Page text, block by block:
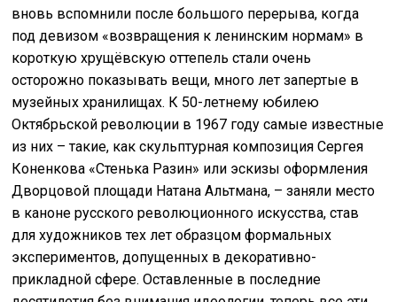
вновь вспомнили после большого перерыва, когда
под девизом «возвращения к ленинским нормам» в
короткую хрущёвскую оттепель стали очень
осторожно показывать вещи, много лет запертые в
музейных хранилищах. К 50-летнему юбилею
Октябрьской революции в 1967 году самые известные
из них – такие, как скульптурная композиция Сергея
Коненкова «Стенька Разин» или эскизы оформления
Дворцовой площади Натана Альтмана, – заняли место
в каноне русского революционного искусства, став
для художников тех лет образцом формальных
экспериментов, допущенных в декоративно-
прикладной сфере. Оставленные в последние